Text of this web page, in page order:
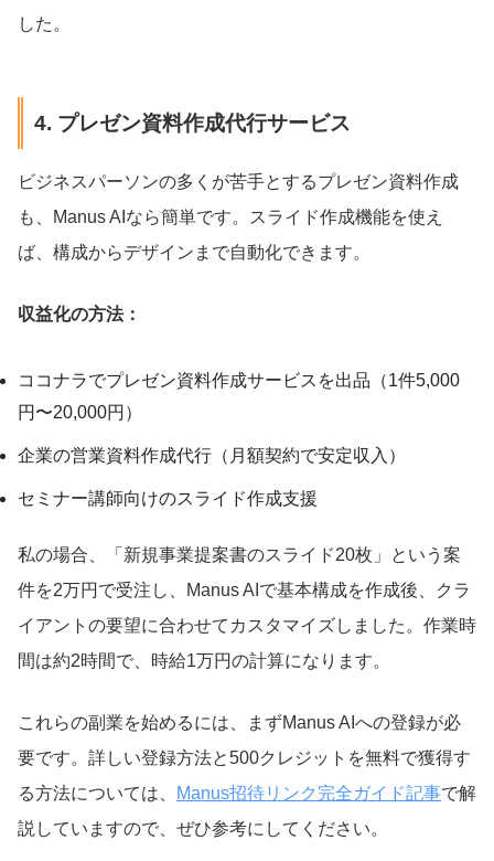
した。
4. プレゼン資料作成代行サービス
ビジネスパーソンの多くが苦手とするプレゼン資料作成
も、Manus AIなら簡単です。スライド作成機能を使え
ば、構成からデザインまで自動化できます。
収益化の方法：
ココナラでプレゼン資料作成サービスを出品（1件5,000
円〜20,000円）
企業の営業資料作成代行（月額契約で安定収入）
セミナー講師向けのスライド作成支援
私の場合、「新規事業提案書のスライド20枚」という案
件を2万円で受注し、Manus AIで基本構成を作成後、クラ
イアントの要望に合わせてカスタマイズしました。作業時
間は約2時間で、時給1万円の計算になります。
これらの副業を始めるには、まずManus AIへの登録が必
要です。詳しい登録方法と500クレジットを無料で獲得す
る方法については、
Manus招待リンク完全ガイド記事で解
説していますので、ぜひ参考にしてください。